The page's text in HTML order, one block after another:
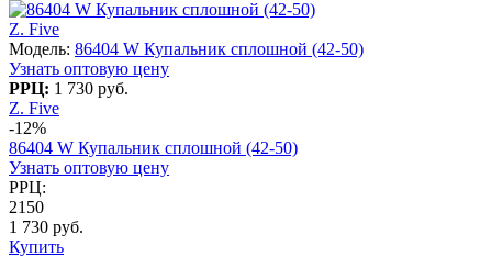
Z. Five
Модель: 86404 W Купальник сплошной (42-50)
Узнать оптовую цену
РРЦ: 1 730 руб.
Z. Five
-12%
86404 W Купальник сплошной (42-50)
Узнать оптовую цену
РРЦ:
2150
1 730 руб.
Купить